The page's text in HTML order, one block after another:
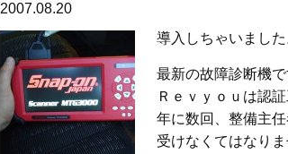
2007.08.20
導入しちゃいました
最新の故障診断機で
Ｒｅｖｙｏｕは認
年に数回、整備主
受けなくてはなりま